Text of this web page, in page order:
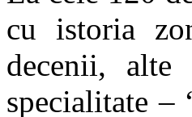
cu istoria
decenii,
specialitate –